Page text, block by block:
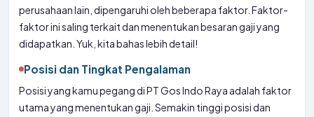
perusahaan lain, dipengaruhi oleh beberapa faktor. Faktor-
faktor ini saling terkait dan menentukan besaran gaji yang
didapatkan. Yuk, kita bahas lebih detail!
Posisi dan Tingkat Pengalaman
Posisi yang kamu pegang di PT Gos Indo Raya adalah faktor
utama yang menentukan gaji. Semakin tinggi posisi dan